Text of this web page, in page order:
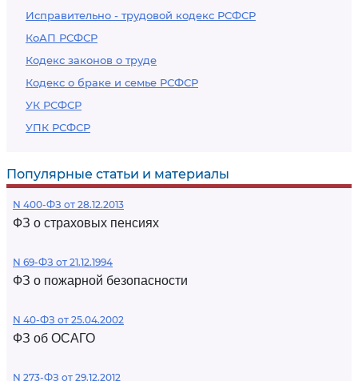
Исправительно - трудовой кодекс РСФСР
КоАП РСФСР
Кодекс законов о труде
Кодекс о браке и семье РСФСР
УК РСФСР
УПК РСФСР
Популярные статьи и материалы
N 400-ФЗ от 28.12.2013
ФЗ о страховых пенсиях
N 69-ФЗ от 21.12.1994
ФЗ о пожарной безопасности
N 40-ФЗ от 25.04.2002
ФЗ об ОСАГО
N 273-ФЗ от 29.12.2012